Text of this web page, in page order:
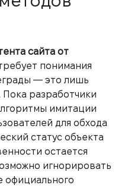
сайта от
понимания
— это лишь
разработчики
имитации
для обхода
статус объекта
остается
игнорировать
официального